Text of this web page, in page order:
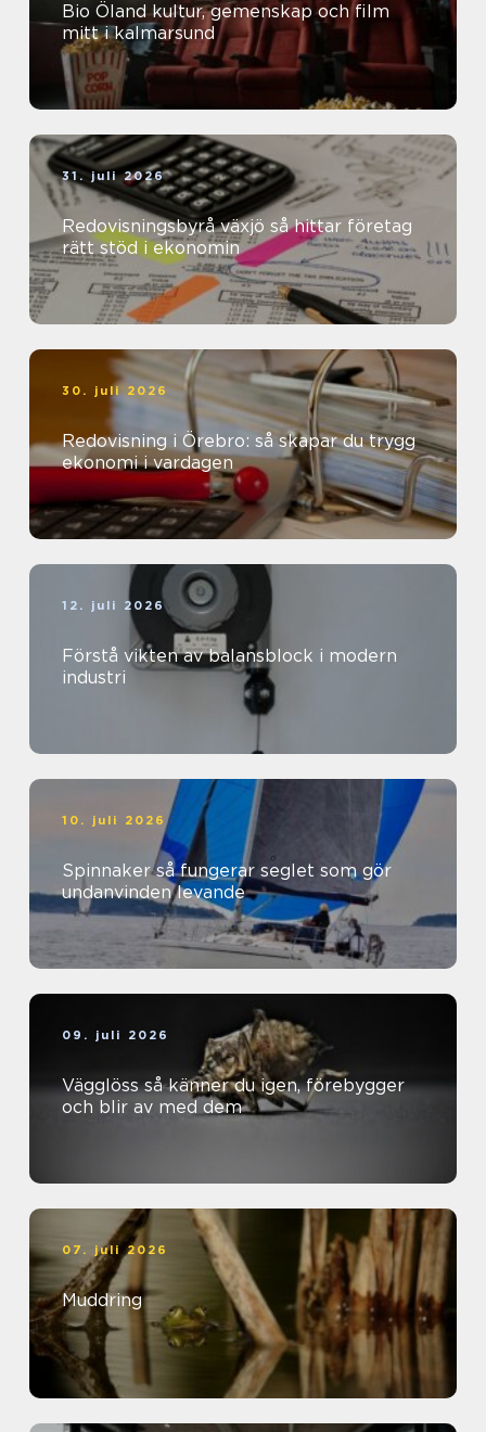
Bio Öland kultur, gemenskap och film
mitt i kalmarsund
31. juli 2026
Redovisningsbyrå växjö så hittar företag
rätt stöd i ekonomin
30. juli 2026
Redovisning i Örebro: så skapar du trygg
ekonomi i vardagen
12. juli 2026
Förstå vikten av balansblock i modern
industri
10. juli 2026
Spinnaker så fungerar seglet som gör
undanvinden levande
09. juli 2026
Vägglöss så känner du igen, förebygger
och blir av med dem
07. juli 2026
Muddring